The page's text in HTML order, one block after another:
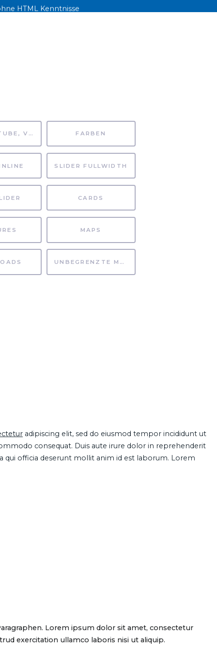
HTML Kenntnisse
MP4, YOUTUBE, VIMEO FARBEN
SLIDER FULLWIDTH
CARDS
MAPS
UNBEGRENZTE MÖGLICHKEITEN
adipiscing elit, sed do eiusmod tempor incididunt ut
consequat. Duis aute irure dolor in reprehenderit
qui officia deserunt mollit anim id est laborum. Lorem
Lorem ipsum dolor sit amet, consectetur
exercitation ullamco laboris nisi ut aliquip.